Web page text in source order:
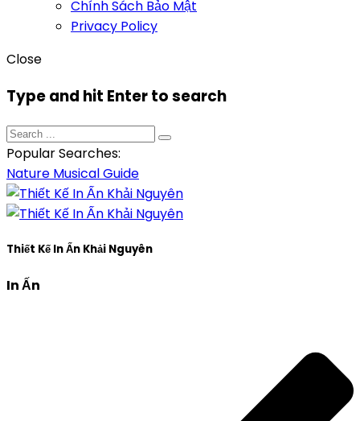
Chính Sách Bảo Mật
Privacy Policy
Close
Type and hit Enter to search
Popular Searches:
Nature MusicalGuide
Thiết Kế In Ấn Khải Nguyên
In Ấn